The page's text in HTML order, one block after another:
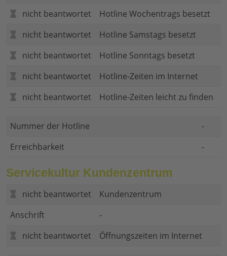
nicht beantwortet
Hotline Wochentrags besetzt
nicht beantwortet
Hotline Samstags besetzt
nicht beantwortet
Hotline Sonntags besetzt
nicht beantwortet
Hotline-Zeiten im Internet
nicht beantwortet
Hotline-Zeiten leicht zu finden
Nummer der Hotline
-
Erreichbarkeit
-
Servicekultur Kundenzentrum
nicht beantwortet
Kundenzentrum
Anschrift
-
nicht beantwortet
Öffnungszeiten im Internet